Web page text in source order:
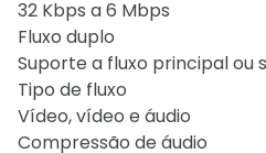
32 Kbps a 6 Mbps
Fluxo duplo
Suporte a fluxo principal ou
Tipo de fluxo
Vídeo, vídeo e áudio
Compressão de áudio